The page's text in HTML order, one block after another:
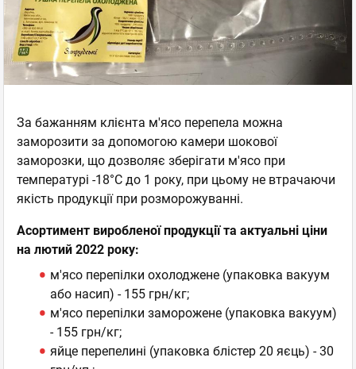
За бажанням клієнта м'ясо перепела можна
заморозити за допомогою камери шокової
заморозки, що дозволяє зберігати м'ясо при
температурі -18°С до 1 року, при цьому не втрачаючи
якість продукції при розморожуванні.
Асортимент виробленої продукції та актуальні ціни
на лютий 2022 року:
м'ясо перепілки охолоджене (упаковка вакуум
або насип) - 155 грн/кг;
м'ясо перепілки заморожене (упаковка вакуум)
- 155 грн/кг;
яйце перепелині (упаковка блістер 20 яєць) - 30